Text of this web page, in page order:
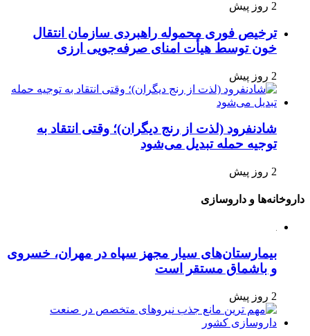
ترخیص فوری محموله راهبردی سازمان انتقال
خون توسط هیأت امنای صرفه‌جویی ارزی
شادنفرود (لذت از رنج دیگران)؛ وقتی انتقاد به
توجیه حمله تبدیل می‌شود
و داروسازی
بیمارستان‌های سیار مجهز سپاه در مهران، خسروی
و باشماق مستقر است